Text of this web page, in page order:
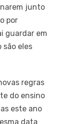
junto
por
guardar em
são eles
regras
do ensino
este ano
data